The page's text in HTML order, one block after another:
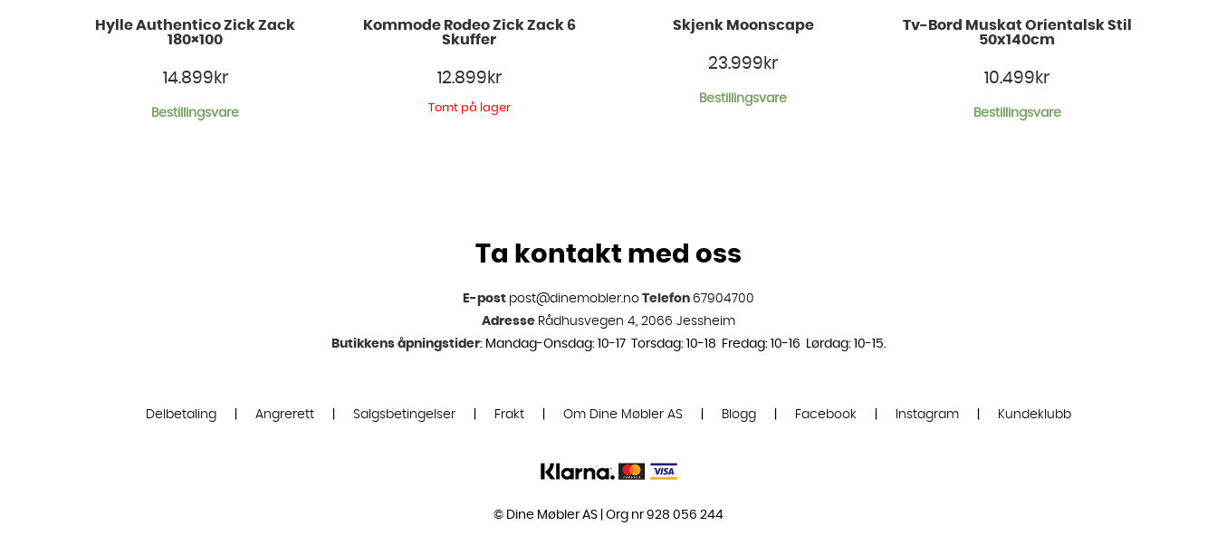
Hylle Authentico Zick Zack
180×100
14.899 kr
Bestillingsvare
Kommode Rodeo Zick Zack 6
Skuffer
12.899 kr
Tomt på lager
Skjenk Moonscape
23.999 kr
Bestillingsvare
Tv-Bord Muskat Orientalsk Stil
50x140cm
10.499 kr
Bestillingsvare
Ta kontakt med oss
E-post post@dinemobler.no Telefon 67904700
Adresse Rådhusvegen 4, 2066 Jessheim
Butikkens åpningstider: Mandag-Onsdag: 10-17 Torsdag: 10-18 Fredag: 10-16 Lørdag: 10-15.
Delbetaling Angrerett Salgsbetingelser Frakt Om Dine Møbler AS Blogg Facebook Instagram Kundeklubb
© Dine Møbler AS | Org nr 928 056 244